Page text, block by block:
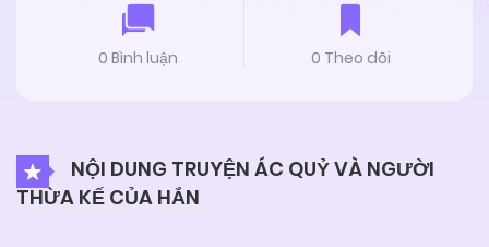
0 Bình luận 0 Theo dõi
NỘI DUNG TRUYỆN ÁC QUỶ VÀ NGƯỜI
THỪA KẾ CỦA HẮN